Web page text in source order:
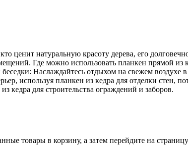
ценит натуральную красоту дерева, его
Где можно использовать планкен прямой
Наслаждайтесь отдыхом на свежем воздухе
используя планкен из кедра для отделки
кедра для строительства ограждений и заборов.
товары в корзину, а затем перейдите на